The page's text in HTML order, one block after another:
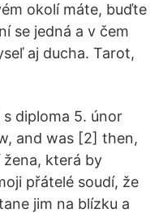
okolí máte, buďte
se jedná a v čem
aj ducha. Tarot,
diploma 5. únor
and was [2] then,
která by
přátelé soudí, že
jim na blízku a